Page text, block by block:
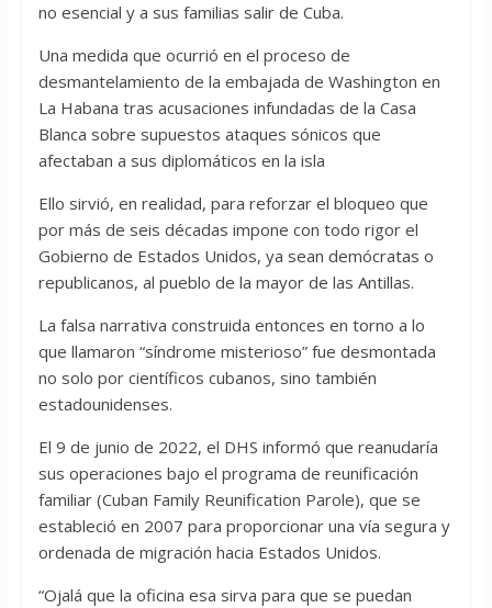
no esencial y a sus familias salir de Cuba.
Una medida que ocurrió en el proceso de
desmantelamiento de la embajada de Washington en
La Habana tras acusaciones infundadas de la Casa
Blanca sobre supuestos ataques sónicos que
afectaban a sus diplomáticos en la isla
Ello sirvió, en realidad, para reforzar el bloqueo que
por más de seis décadas impone con todo rigor el
Gobierno de Estados Unidos, ya sean demócratas o
republicanos, al pueblo de la mayor de las Antillas.
La falsa narrativa construida entonces en torno a lo
que llamaron “síndrome misterioso” fue desmontada
no solo por científicos cubanos, sino también
estadounidenses.
El 9 de junio de 2022, el DHS informó que reanudaría
sus operaciones bajo el programa de reunificación
familiar (Cuban Family Reunification Parole), que se
estableció en 2007 para proporcionar una vía segura y
ordenada de migración hacia Estados Unidos.
“Ojalá que la oficina esa sirva para que se puedan